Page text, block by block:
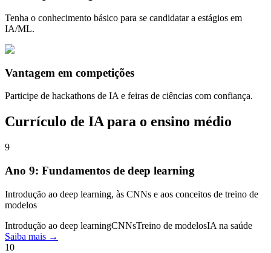
Tenha o conhecimento básico para se candidatar a estágios em
IA/ML.
Vantagem em competições
Participe de hackathons de IA e feiras de ciências com confiança.
Currículo de IA para o ensino médio
9
Ano 9: Fundamentos de deep learning
Introdução ao deep learning, às CNNs e aos conceitos de treino de
modelos
Introdução ao deep learningCNNsTreino de modelosIA na saúde
Saiba mais →
10